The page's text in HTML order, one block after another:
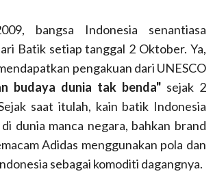
bangsa Indonesia senantiasa
Batik setiap tanggal 2 Oktober. Ya,
pengakuan dari UNESCO
budaya dunia tak benda" sejak 2
saat itulah, kain batik Indonesia
dunia manca negara, bahkan brand
Adidas menggunakan pola dan
sebagai komoditi dagangnya.